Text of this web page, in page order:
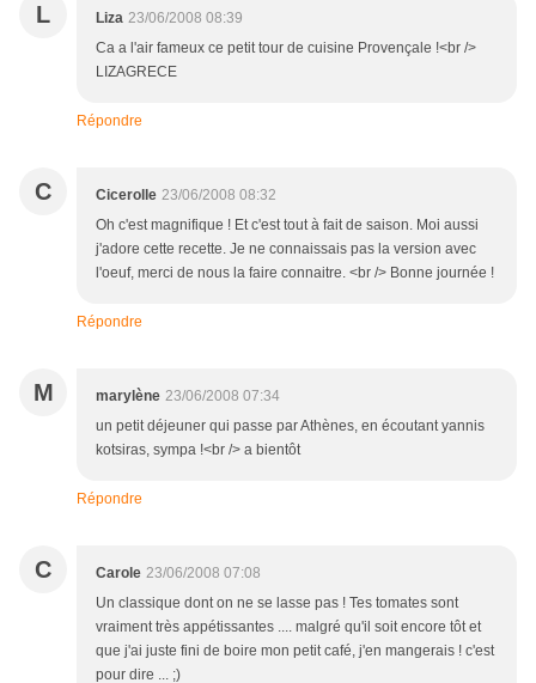
L Liza 23/06/2008 08:39
Ca a l'air fameux ce petit tour de cuisine Provençale !<br />
LIZAGRECE
Répondre
C Cicerolle 23/06/2008 08:32
Oh c'est magnifique ! Et c'est tout à fait de saison. Moi aussi
j'adore cette recette. Je ne connaissais pas la version avec
l'oeuf, merci de nous la faire connaitre. <br /> Bonne journée !
Répondre
M marylène 23/06/2008 07:34
un petit déjeuner qui passe par Athènes, en écoutant yannis
kotsiras, sympa !<br /> a bientôt
Répondre
C Carole 23/06/2008 07:08
Un classique dont on ne se lasse pas ! Tes tomates sont
vraiment très appétissantes .... malgré qu'il soit encore tôt et
que j'ai juste fini de boire mon petit café, j'en mangerais ! c'est
pour dire ... ;)